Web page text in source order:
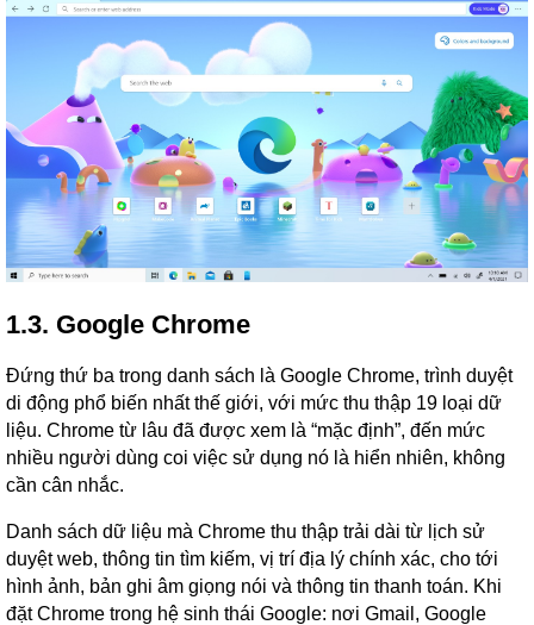
1.3. Google Chrome
Đứng thứ ba trong danh sách là Google Chrome, trình duyệt
di động phổ biến nhất thế giới, với mức thu thập 19 loại dữ
liệu. Chrome từ lâu đã được xem là “mặc định”, đến mức
nhiều người dùng coi việc sử dụng nó là hiển nhiên, không
cần cân nhắc.
Danh sách dữ liệu mà Chrome thu thập trải dài từ lịch sử
duyệt web, thông tin tìm kiếm, vị trí địa lý chính xác, cho tới
hình ảnh, bản ghi âm giọng nói và thông tin thanh toán. Khi
đặt Chrome trong hệ sinh thái Google: nơi Gmail, Google